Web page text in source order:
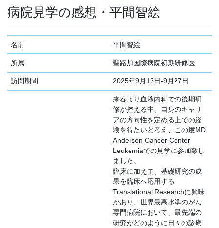
病院見学の感想・平間智絵
名前 平間智絵
所属 聖路加国際病院初期研修医
訪問期間 2025年9月13日-9月27日
来春より血液内科での後期研
修が控える中、自身のキャリ
アの方向性を定める上での経
験を得たいと考え、この度MD
Anderson Cancer Center
Leukemiaでの見学に参加致し
ました。
臨床に加えて、基礎研究の成
果を臨床へ応用する
Translational Researchに興味
があり、世界最高水準のがん
専門病院において、最先端の
研究がどのように日々の診療